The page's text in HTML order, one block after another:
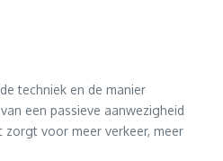
techniek en de manier
een passieve aanwezigheid
voor meer verkeer, meer